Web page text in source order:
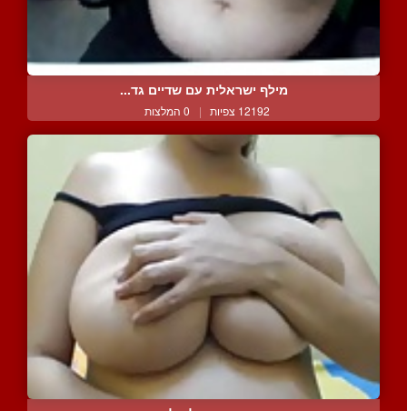
מילף ישראלית עם שדיים גד...
12192 צפיות | 0 המלצות